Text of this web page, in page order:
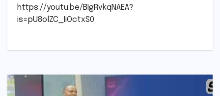
https://youtu.be/BIgRvkqNAEA?
is=pU8olZC_IiOctxS0